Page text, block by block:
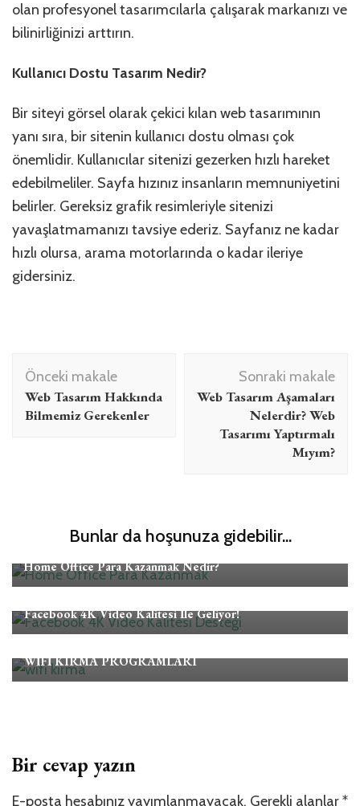
olan profesyonel tasarımcılarla çalışarak markanızı ve
bilinirliğinizi arttırın.
Kullanıcı Dostu Tasarım Nedir?
Bir siteyi görsel olarak çekici kılan web tasarımının
yanı sıra, bir sitenin kullanıcı dostu olması çok
önemlidir. Kullanıcılar sitenizi gezerken hızlı hareket
edebilmeliler. Sayfa hızınız insanların memnuniyetini
belirler. Gereksiz grafik resimleriyle sitenizi
yavaşlatmamanızı tavsiye ederiz. Sayfanız ne kadar
hızlı olursa, arama motorlarında o kadar ileriye
gidersiniz.
Yazı
dolaşımı
Önceki makale
Web Tasarım Hakkında
Bilmemiz Gerekenler
Sonraki makale
Web Tasarım Aşamaları
Nelerdir? Web
Tasarımı Yaptırmalı
Mıyım?
Bunlar da hoşunuza gidebilir...
İnternetİşTestler
Home Office Para Kazanmak Nedir?
Facebook 4K Video Kalitesi İle Geliyor!
WİFİ KIRMA PROGRAMLARI
Bir cevap yazın
E-posta hesabınız yayımlanmayacak. Gerekli alanlar*